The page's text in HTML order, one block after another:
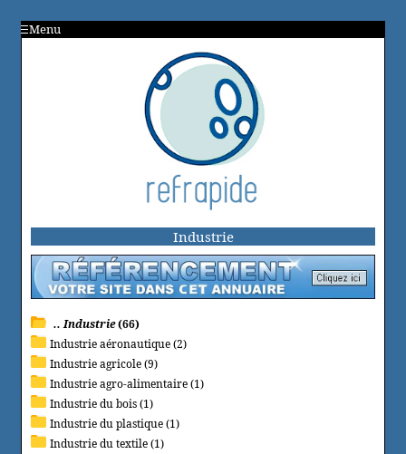
Menu
Industrie
.. Industrie(66)
Industrie aéronautique (2)
Industrie agricole (9)
Industrie agro-alimentaire (1)
Industrie du bois (1)
Industrie du plastique (1)
Industrie du textile (1)